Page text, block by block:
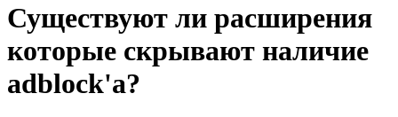
Существуют ли расширения
которые скрывают наличие
adblock'а?